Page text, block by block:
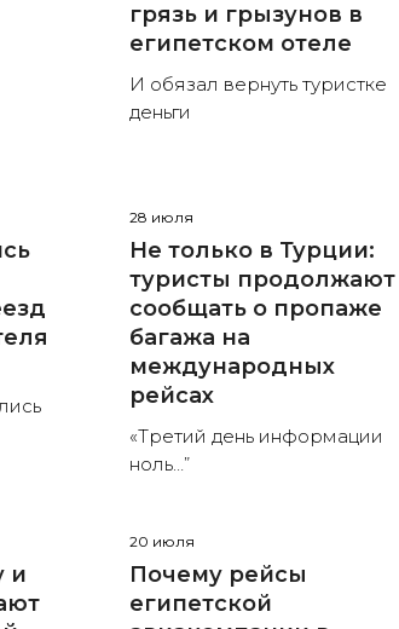
грязь и грызунов в
египетском отеле
И обязал вернуть туристке
деньги
28 июля
Не только в Турции:
туристы продолжают
сообщать о пропаже
багажа на
международных
рейсах
«Третий день информации
ноль…”
и
20 июля
Почему рейсы
египетской